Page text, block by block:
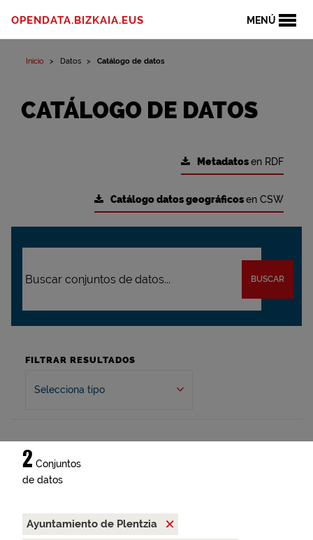
MENÚ
OPENDATA.BIZKAIA.EUS
Inicio Datos Catálogo de datos
CATÁLOGO DE DATOS
Metadatosen RDF
Catálogo datos geográficosen CSW
BUSCAR
FILTRAR RESULTADOS
Selecciona tipo
2 Conjuntos
de datos
Ayuntamiento de Plentzia